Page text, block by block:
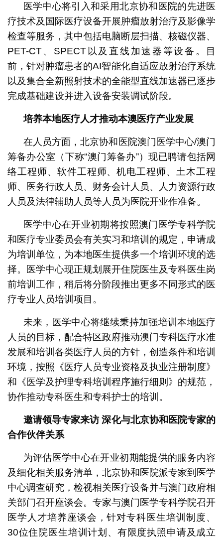
医学中心将引入和采用北京协和医院的先进医
疗技术及国际医疗设备开展肿瘤放射治疗及影像学
检查等服务，其中包括电脑断层扫描、核磁仪器、
PET-CT、SPECT以及直线加速器等设备。目
前，针对肿瘤患者的AI智能化自适应放射治疗系统
以及集合全新照射技术的全能型直线加速器已逐步
完成基础建设并进入设备安装调试阶段。
培养本地医疗人才推动本澳医疗产业发展
在人员方面，北京协和医院澳门医学中心/澳门
筹备办公室（下称“澳门筹备办”）现已聘请包括网
络工程师、软件工程师、机电工程师、土木工程
师、医务行政人员、财务会计人员、人力资源行政
人员及法律辅助人员等人员为医院开业作准备。
医学中心在开业初期将按照澳门医学专科学院
和医疗专业委员会有关实习和培训的规定，申请成
为培训单位，为本地医生提供多一个培训环境的选
择。医学中心现正规划展开住院医生及专科医生岗
前培训工作，稍后将分阶段推出更多不同形式的医
疗专业人员培训项目。
未来，医学中心将继续秉持加强培训本地医疗
人员的目标，配合特区政府推动澳门专科医疗水准
发展和培训各类医疗人员的方针，创造条件和培训
环境，按照《医疗人员专业资格及执业注册制度》
和《医学及护理专科培训程序施行细则》的规范，
协作推动专科医生和专科护士的培训。
邀请领导专家来访 深化与北京协和医院专家的
合作伙伴关系
为评估医学中心在开业初期能提供的服务内容
及细化相关服务清单，北京协和医院派专家到医学
中心调查研究，检视相关医疗设备并与澳门政府相
关部门召开座谈会。专家与澳门医学专科学院召开
医学人才培养座谈会，针对专科医生培训制度、
30位住院医生培训计划、有限度执照申请及成立